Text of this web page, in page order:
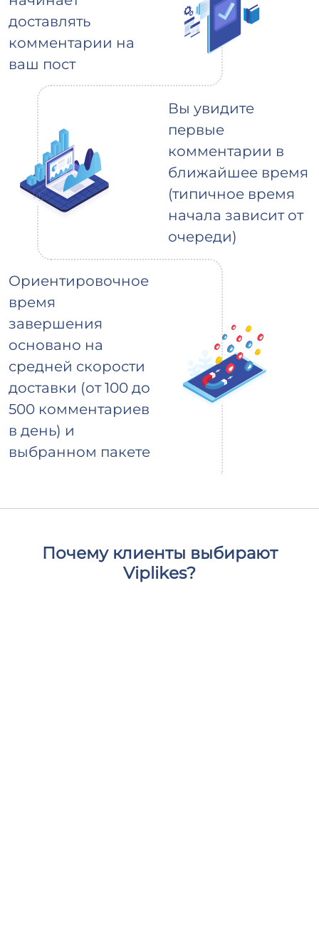
доставлять
комментарии на
ваш пост
Вы увидите
первые
комментарии в
ближайшее время
(типичное время
начала зависит от
очереди)
Ориентировочное
время
завершения
основано на
средней скорости
доставки (от 100 до
500 комментариев
в день) и
выбранном пакете
Почему клиенты выбирают
Viplikes?